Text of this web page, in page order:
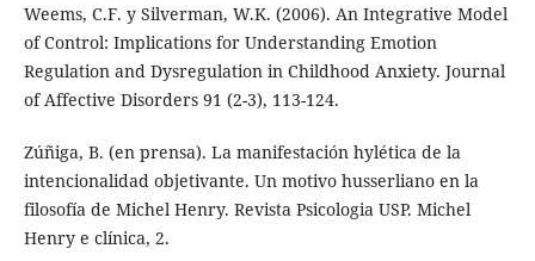
Weems, C.F. y Silverman, W.K. (2006). An Integrative Model
of Control: Implications for Understanding Emotion
Regulation and Dysregulation in Childhood Anxiety. Journal
of Affective Disorders 91 (2-3), 113-124.
Zúñiga, B. (en prensa). La manifestación hylética de la
intencionalidad objetivante. Un motivo husserliano en la
filosofía de Michel Henry. Revista Psicologia USP. Michel
Henry e clínica, 2.